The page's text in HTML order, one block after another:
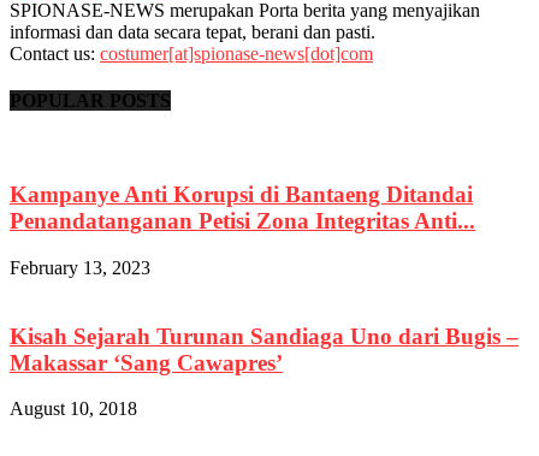
SPIONASE-NEWS merupakan Porta berita yang menyajikan
informasi dan data secara tepat, berani dan pasti.
Contact us: costumer[at]spionase-news[dot]com
POPULAR POSTS
Kampanye Anti Korupsi di Bantaeng Ditandai
Penandatanganan Petisi Zona Integritas Anti...
February 13, 2023
Kisah Sejarah Turunan Sandiaga Uno dari Bugis –
Makassar ‘Sang Cawapres’
August 10, 2018